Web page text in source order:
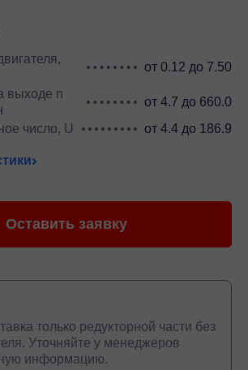
от 0.12 до 7.50
выходе n
от 4.7 до 660.0
число, U
от 4.4 до 186.9
Оставить заявку
только редукторной части без
Уточняйте у менеджеров
информацию.